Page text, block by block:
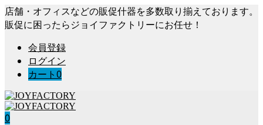
店舗・オフィスなどの販促什器を多数取り揃えております。
販促に困ったらジョイファクトリーにお任せ！
会員登録
ログイン
カート0
0